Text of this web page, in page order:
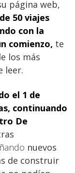
página web,
50 viajes
con la
comienzo, te
los más
leer.
el 1 de
continuando
De
nuevos
de construir